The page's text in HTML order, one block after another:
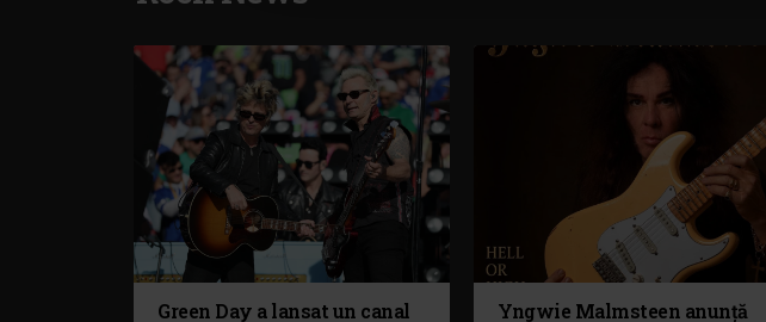
Green Day a lansat un canal
Yngwie Malmsteen anunță